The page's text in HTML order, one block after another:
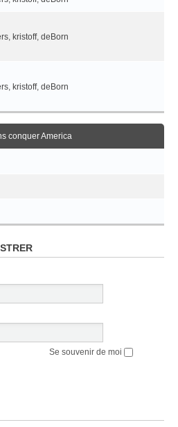
, kristoff, deBorn
, kristoff, deBorn
conquer America
Se souvenir de moi